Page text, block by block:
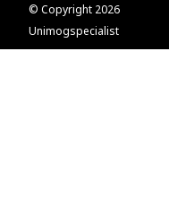
© Copyright 2026
Unimogspecialist